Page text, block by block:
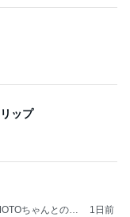
ップ
ちゃんとのは
1日前